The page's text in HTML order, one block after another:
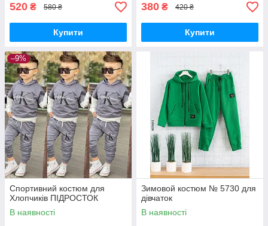
520 ₴ 580 ₴
Купити
380 ₴ 420 ₴
Купити
–9%
Спортивний костюм для
Хлопчиків ПІДРОСТОК
В наявності
Зимовой костюм № 5730 для
дівчаток
В наявності